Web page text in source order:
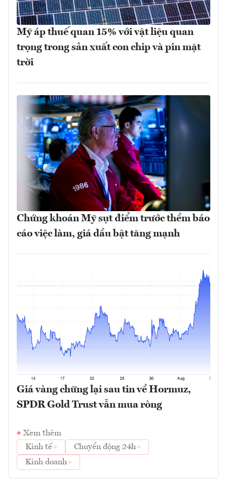
Mỹ áp thuế quan 15% với vật liệu quan
trọng trong sản xuất con chip và pin mặt
trời
Chứng khoán Mỹ sụt điểm trước thềm báo
cáo việc làm, giá dầu bật tăng mạnh
Giá vàng chững lại sau tin về Hormuz,
SPDR Gold Trust vẫn mua ròng
Xem thêm
Kinh tế
Chuyển động 24h
Kinh doanh